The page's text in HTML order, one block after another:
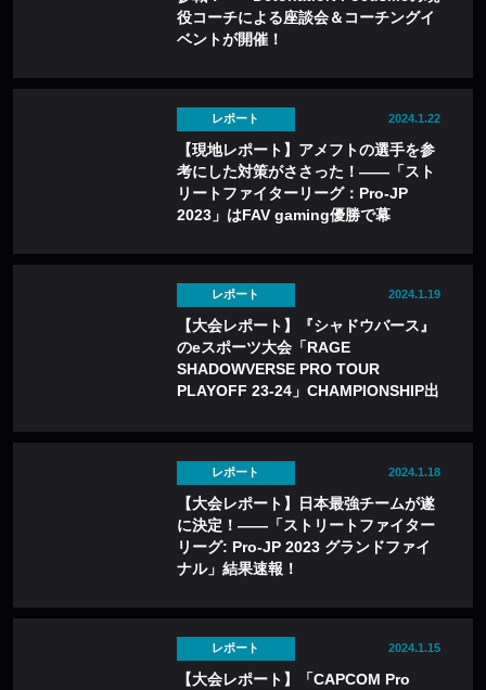
役コーチによる座談会＆コーチングイ
ベントが開催！
レポート 2024.1.22
【現地レポート】アメフトの選手を参
考にした対策がささった！——「スト
リートファイターリーグ：Pro-JP
2023」はFAV gaming優勝で幕
レポート 2024.1.19
【大会レポート】『シャドウバース』
のeスポーツ大会「RAGE
SHADOWVERSE PRO TOUR
PLAYOFF 23-24」CHAMPIONSHIP出
定！
レポート 2024.1.18
【大会レポート】日本最強チームが遂
に決定！——「ストリートファイター
リーグ: Pro-JP 2023 グランドファイ
ナル」結果速報！
レポート 2024.1.15
【大会レポート】「CAPCOM Pro